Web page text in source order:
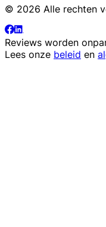
© 2026 Alle rechten
Reviews worden
Lees onze beleid en